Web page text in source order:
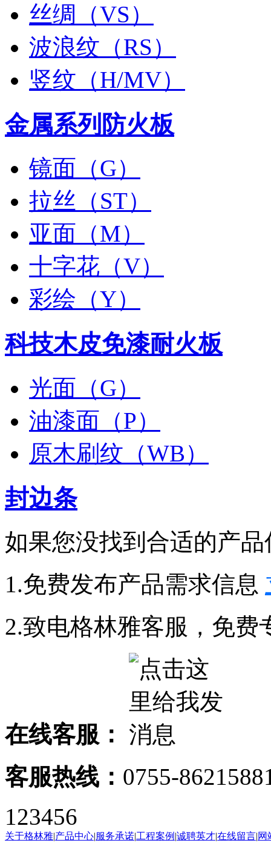
丝绸（VS）
波浪纹（RS）
竖纹（H/MV）
金属系列防火板
镜面（G）
拉丝（ST）
亚面（M）
十字花（V）
彩绘（Y）
科技木皮免漆耐火板
光面（G）
油漆面（P）
原木刷纹（WB）
封边条
如果您没找到合适的产品
1.免费发布产品需求信息
2.致电格林雅客服，免费
在线客服：
客服热线： 0755-
123456
关于格林雅|产品中心|服务承诺|工程案例 |诚聘英才|在线留言|网